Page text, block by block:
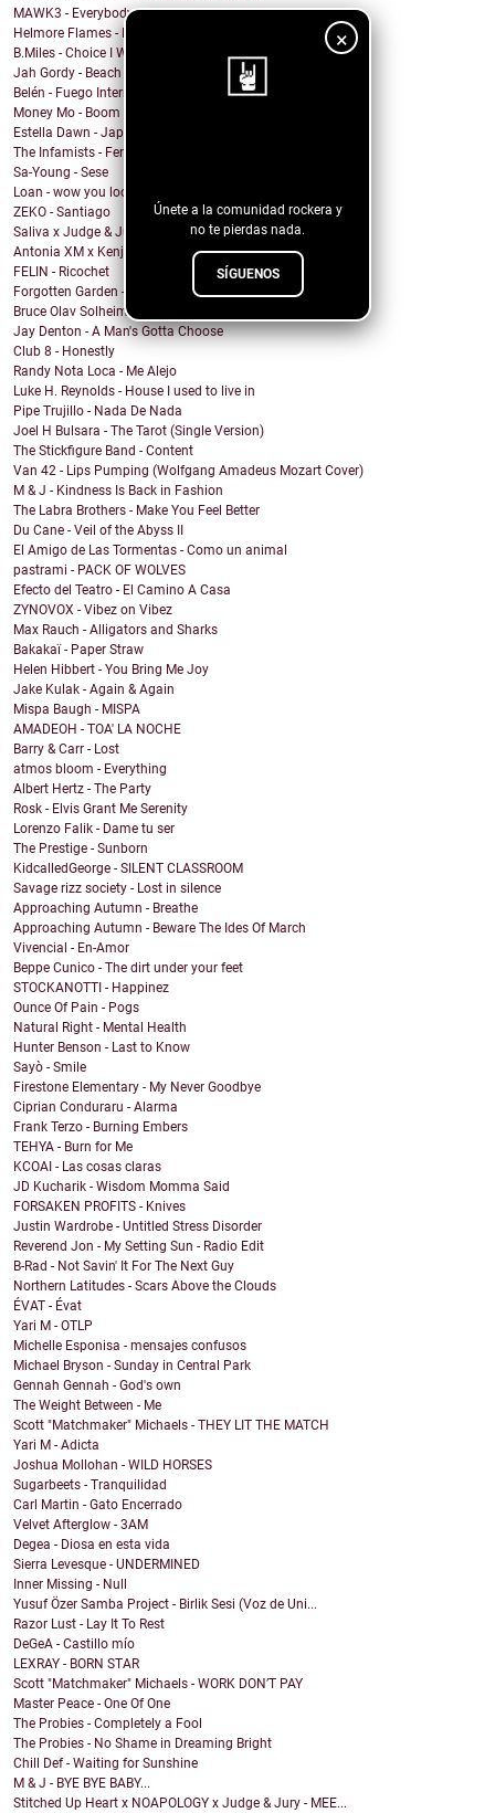
×
Únete a la comunidad rockera y
no te pierdas nada.
SÍGUENOS
MAWK3 - Everybody Wants To Be You
Helmore Flames - Moonjoy
B.Miles - Choice I Would Choose
Jah Gordy - Beach Front Condo
Belén - Fuego Interno
Money Mo - Boom Boom
Estella Dawn - Japanese Boots
The Infamists - Feral Noises and Amphetamines
Sa-Young - Sese
Loan - wow you look undiagnosed
ZEKO - Santiago
Saliva x Judge & Jury - Sadistic Love
Antonia XM x Kenji Araki - Breakfree
FELIN - Ricochet
Forgotten Garden - Rain
Bruce Olav Solheim - Down and Out for Love
Jay Denton - A Man's Gotta Choose
Club 8 - Honestly
Randy Nota Loca - Me Alejo
Luke H. Reynolds - House I used to live in
Pipe Trujillo - Nada De Nada
Joel H Bulsara - The Tarot (Single Version)
The Stickfigure Band - Content
Van 42 - Lips Pumping (Wolfgang Amadeus Mozart Cover)
M & J - Kindness Is Back in Fashion
The Labra Brothers - Make You Feel Better
Du Cane - Veil of the Abyss II
El Amigo de Las Tormentas - Como un animal
pastrami - PACK OF WOLVES
Efecto del Teatro - El Camino A Casa
ZYNOVOX - Vibez on Vibez
Max Rauch - Alligators and Sharks
Bakakaï - Paper Straw
Helen Hibbert - You Bring Me Joy
Jake Kulak - Again & Again
Mispa Baugh - MISPA
AMADEOH - TOA' LA NOCHE
Barry & Carr - Lost
atmos bloom - Everything
Albert Hertz - The Party
Rosk - Elvis Grant Me Serenity
Lorenzo Falik - Dame tu ser
The Prestige - Sunborn
KidcalledGeorge - SILENT CLASSROOM
Savage rizz society - Lost in silence
Approaching Autumn - Breathe
Approaching Autumn - Beware The Ides Of March
Vivencial - En-Amor
Beppe Cunico - The dirt under your feet
STOCKANOTTI - Happinez
Ounce Of Pain - Pogs
Natural Right - Mental Health
Hunter Benson - Last to Know
Sayò - Smile
Firestone Elementary - My Never Goodbye
Ciprian Conduraru - Alarma
Frank Terzo - Burning Embers
TEHYA - Burn for Me
KCOAI - Las cosas claras
JD Kucharik - Wisdom Momma Said
FORSAKEN PROFITS - Knives
Justin Wardrobe - Untitled Stress Disorder
Reverend Jon - My Setting Sun - Radio Edit
B-Rad - Not Savin' It For The Next Guy
Northern Latitudes - Scars Above the Clouds
ÉVAT - Évat
Yari M - OTLP
Michelle Esponisa - mensajes confusos
Michael Bryson - Sunday in Central Park
Gennah Gennah - God's own
The Weight Between - Me
Scott "Matchmaker" Michaels - THEY LIT THE MATCH
Yari M - Adicta
Joshua Mollohan - WILD HORSES
Sugarbeets - Tranquilidad
Carl Martin - Gato Encerrado
Velvet Afterglow - 3AM
Degea - Diosa en esta vida
Sierra Levesque - UNDERMINED
Inner Missing - Null
Yusuf Özer Samba Project - Birlik Sesi (Voz de Uni...
Razor Lust - Lay It To Rest
DeGeA - Castillo mío
LEXRAY - BORN STAR
Scott "Matchmaker" Michaels - WORK DON’T PAY
Master Peace - One Of One
The Probies - Completely a Fool
The Probies - No Shame in Dreaming Bright
Chill Def - Waiting for Sunshine
M & J - BYE BYE BABY...
Stitched Up Heart x NOAPOLOGY x Judge & Jury - MEE...